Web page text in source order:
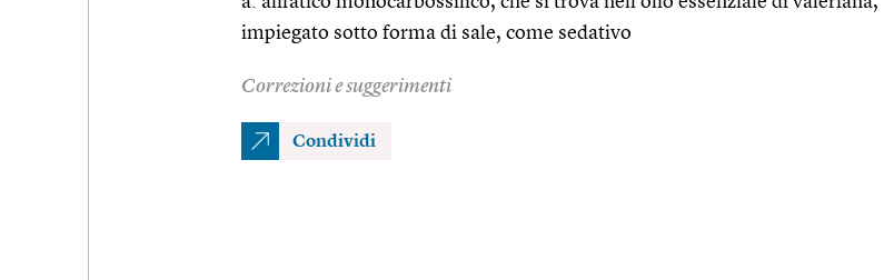
impiegato sotto forma di sale, come sedativo
Correzioni e suggerimenti
Condividi